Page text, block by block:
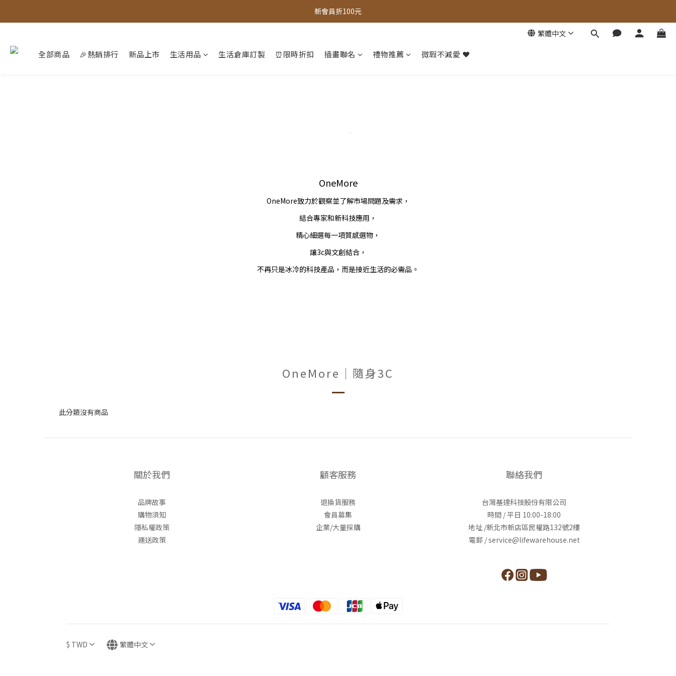
全館，滿888超取免運｜滿1500宅配免運
新會員折100元
全館，滿888超取免運｜滿1500宅配免運
繁體中文
全部商品 🎉熱銷排行 新品上市 生活用品 生活倉庫訂製 ⏰限時折扣 插畫聯名 禮物推薦 微瑕不減愛 ❤️
OneMore
OneMore致力於觀察並了解市場問題及需求，
結合專家和新科技應用，
精心細選每一項質感選物，
讓3c與文創結合，
不再只是冰冷的科技產品，而是接近生活的必需品。
OneMore｜隨身3C
此分類沒有商品
關於我們
品牌故事
購物須知
隱私權政策
運送政策
顧客服務
退換貨服務
會員募集
企業/大量採購
聯絡我們
台灣基達科技股份有限公司
時間 / 平日 10:00-18:00
地址 /新北市新店區民權路132號2樓
電郵 / service@lifewarehouse.net
$ TWD 繁體中文